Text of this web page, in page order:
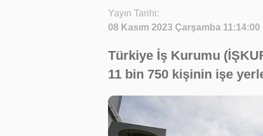
Yayın Tarihi:
08 Kasım 2023 Çarşamba 11:14:00
Türkiye İş Kurumu
11 bin 750 kişinin işe